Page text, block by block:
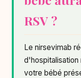
RSV ?
Le nirsevimab
d'hospitalisation
votre bébé